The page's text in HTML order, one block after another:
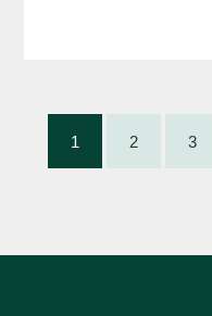
1 2 3